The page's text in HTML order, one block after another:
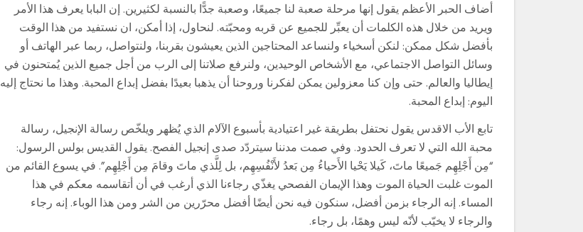
أضاف الحبر الأعظم يقول إنها مرحلة صعبة لنا جميعًا، وصعبة جدًّا بالنسبة لكثيرين. إن البابا يعرف هذا الأمر
ويريد من خلال هذه الكلمات أن يعبِّر للجميع عن قربه ومحبّته. لنحاول، إذا أمكن، ان نستفيد من هذا الوقت
بأفضل شكل ممكن: لنكن أسخياء ولنساعد المحتاجين الذين يعيشون بقربنا، ولنتواصل، ربما عبر الهاتف أو
وسائل التواصل الاجتماعي، مع الأشخاص الوحيدين، ولنرفع صلاتنا إلى الرب من أجل جميع الذين يُمتحنون في
إيطاليا والعالم. حتى وإن كنا معزولين يمكن لفكرنا وروحنا أن يذهبا بعيدًا بفضل إبداع المحبة. وهذا ما نحتاج إليه
اليوم: إبداع المحبة.
تابع الأب الاقدس يقول نحتفل بطريقة غير اعتيادية بأسبوع الآلام الذي يُظهر ويلخّص رسالة الإنجيل، رسالة
محبة الله التي لا تعرف الحدود. وفي صمت مدننا سيتردّد صدى إنجيل الفصح. يقول القديس بولس الرسول:
“مِن أَجْلِهِم جَميعًا ماتَ، كَيلا يَحْيا الأَحياءُ مِن بَعدُ لأَنْفُسِهِم، بل لِلَّذي ماتَ وقامَ مِن أَجْلِهِم”. في يسوع القائم من
الموت غلبت الحياة الموت وهذا الإيمان الفصحي يغذّي رجاءنا الذي أرغب في أن أتقاسمه معكم في هذا
المساء. إنه الرجاء بزمن أفضل، سنكون فيه نحن أيضًا أفضل محرّرين من الشر ومن هذا الوباء. إنه رجاء
والرجاء لا يخيّب لأنّه ليس وهمًا، بل رجاء.